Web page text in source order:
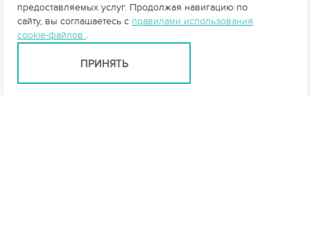
предоставляемых услуг. Продолжая навигацию по
сайту, вы соглашаетесь с правилами использования
cookie-файлов .
ПРИНЯТЬ